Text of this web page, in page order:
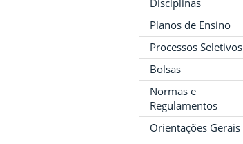
Planos de Ensino
Processos Seletivos
Bolsas
Normas e
Regulamentos
Orientações Gerais